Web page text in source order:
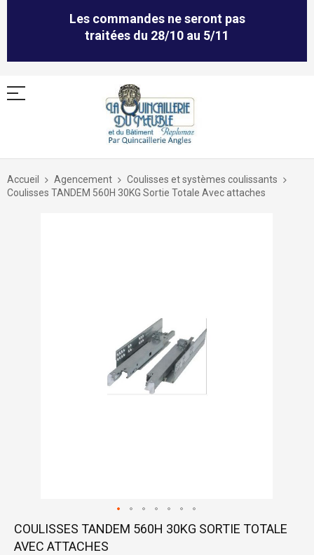
Les commandes ne seront pas
traitées du 28/10 au 5/11
Allez
contenu
Accueil Agencement
Coulisses et systèmes coulissants
Coulisses TANDEM 560H 30KG Sortie Totale Avec attaches
Skip
the
COULISSES TANDEM 560H 30KG SORTIE TOTALE
AVEC ATTACHES